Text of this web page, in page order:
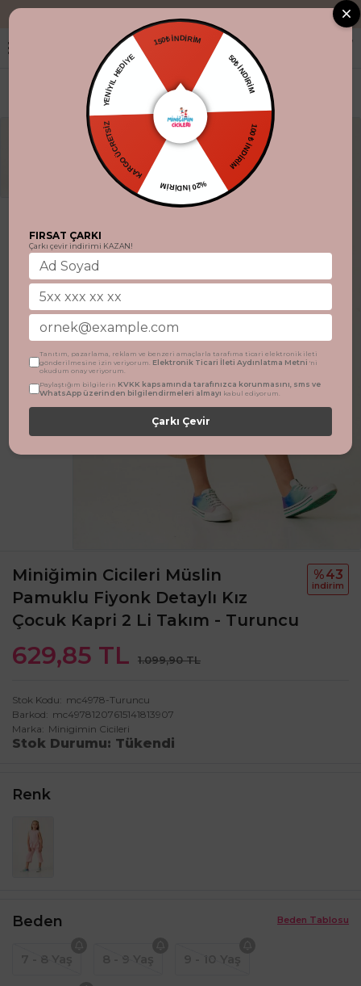
"Aynı gün
Miniğimin Cicileri Müslin
Pamuklu Fiyonk Detaylı Kız
Çocuk Kapri 2 Li Takım - Turuncu
629,85 TL 1.099,90 TL
%43
i̇ndi̇ri̇m
Stok Kodu
mc4978-Turuncu
Barkod
mc49781207615141813907
Marka
Minigimin Cicileri
Stok Durumu Tükendi
Renk
Beden Tablosu
Beden
150₺ İNDİRİM
50₺ İNDİRİM
100 ₺ İNDİRİM
%20 İNDİRİM
KARGO ÜCRETSİZ
YENİYIL HEDİYE
FIRSAT ÇARKI
Çarkı çevir indirimi KAZAN!
Tanıtım, pazarlama, reklam ve benzeri amaçlarla tarafıma ticari elektronik ileti
gönderilmesine izin veriyorum. Elektronik Ticari İleti Aydınlatma Metni 'ni
okudum onay veriyorum.
Paylaştığım bilgilerin KVKK kapsamında tarafınızca korunmasını, sms ve
WhatsApp üzerinden bilgilendirmeleri almayı kabul ediyorum.
Çarkı Çevir